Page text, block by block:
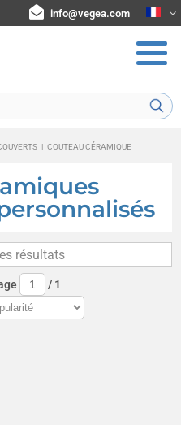
info@vegea.com
| COUTEAU CÉRAMIQUE
résultats
/ 1